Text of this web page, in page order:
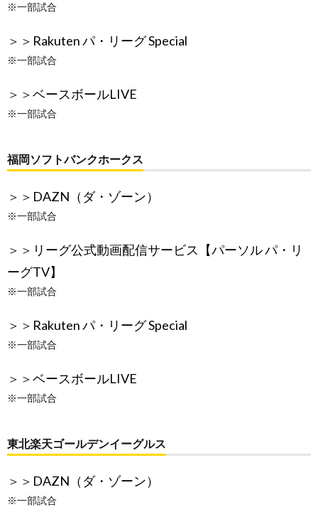
※一部試合
＞＞ Rakuten パ・リーグ Special
※一部試合
＞＞ベースボールLIVE
※一部試合
福岡ソフトバンクホークス
＞＞ DAZN（ダ・ゾーン）
※一部試合
＞＞ リーグ公式動画配信サービス【パーソル パ・リ
ーグTV】
※一部試合
＞＞ Rakuten パ・リーグ Special
※一部試合
＞＞ベースボールLIVE
※一部試合
東北楽天ゴールデンイーグルス
＞＞ DAZN（ダ・ゾーン）
※一部試合